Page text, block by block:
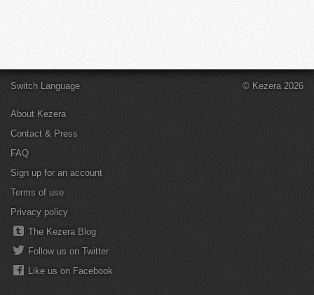
Switch Language
About Kezera
Contact & Press
FAQ
Sign up for an account
Terms of use
Privacy policy
The Kezera Blog
Follow us on Twitter
Like us on Facebook
© Kezera 2026